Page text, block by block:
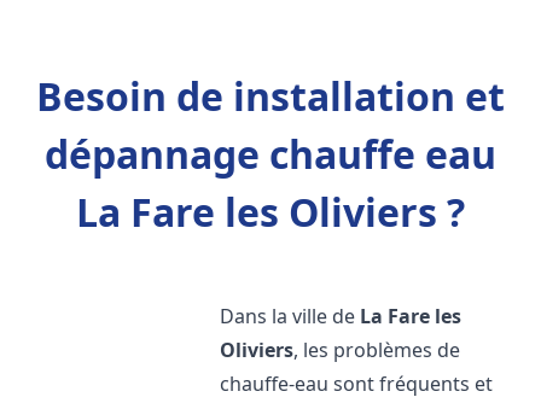
Besoin de installation et
dépannage chauffe eau
La Fare les Oliviers ?
Dans la ville de La Fare les
Oliviers, les problèmes de
chauffe-eau sont fréquents et